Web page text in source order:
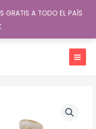
A TODO EL PAÍS